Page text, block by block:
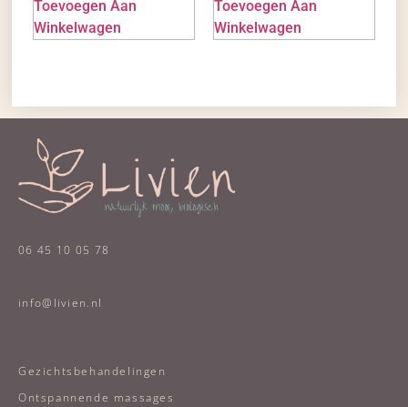
Toevoegen Aan
Winkelwagen
Toevoegen Aan
Winkelwagen
06 45 10 05 78
info@livien.nl
Gezichtsbehandelingen
Ontspannende massages